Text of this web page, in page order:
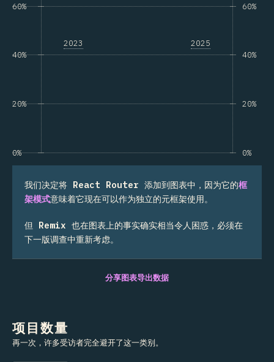
0%
20%
40%
60%
2023 2025
0%
20%
40%
60%
我们决定将 React Router 添加到图表中，因为它的框
架模式意味着它现在可以作为独立的元框架使用。
但 Remix 也在图表上的事实确实相当令人困惑，必须在
下一版调查中重新考虑。
分享图表导出数据
项目数量
再一次，许多受访者完全避开了这一类别。